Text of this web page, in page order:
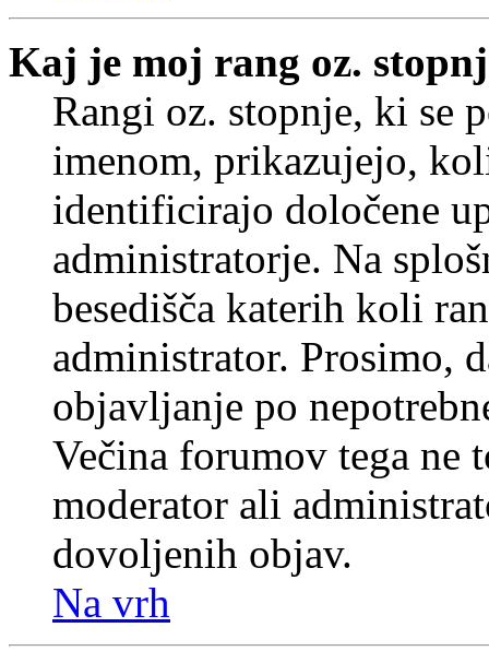
Kaj je moj rang oz.
Rangi oz. stopnje, ki se
imenom, prikazujejo,
identificirajo določene
administratorje. Na
besedišča katerih koli
administrator. Prosimo,
objavljanje po
Večina forumov tega ne
moderator ali
dovoljenih objav.
Na vrh